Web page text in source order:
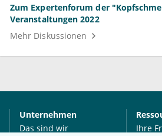
Zum Expertenforum der
Veranstaltungen 2022
Mehr Diskussionen
Unternehmen
Das sind wir
Ihre